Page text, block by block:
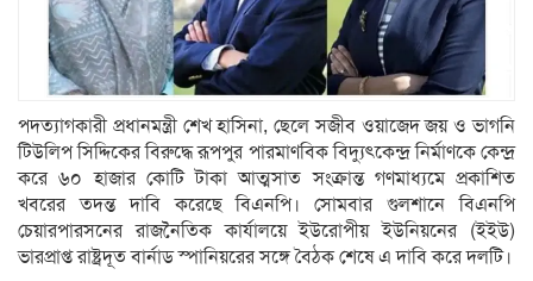
পদত্যাগকারী প্রধানমন্ত্রী শেখ হাসিনা, ছেলে সজীব ওয়াজেদ জয় ও ভাগনি
টিউলিপ সিদ্দিকের বিরুদ্ধে রূপপুর পারমাণবিক বিদ্যুৎকেন্দ্র নির্মাণকে কেন্দ্র
করে ৬০ হাজার কোটি টাকা আত্মসাত সংক্রান্ত গণমাধ্যমে প্রকাশিত
খবরের তদন্ত দাবি করেছে বিএনপি। সোমবার গুলশানে বিএনপি
চেয়ারপারসনের রাজনৈতিক কার্যালয়ে ইউরোপীয় ইউনিয়নের (ইইউ)
ভারপ্রাপ্ত রাষ্ট্রদূত বার্নাড স্পানিয়রের সঙ্গে বৈঠক শেষে এ দাবি করে দলটি।